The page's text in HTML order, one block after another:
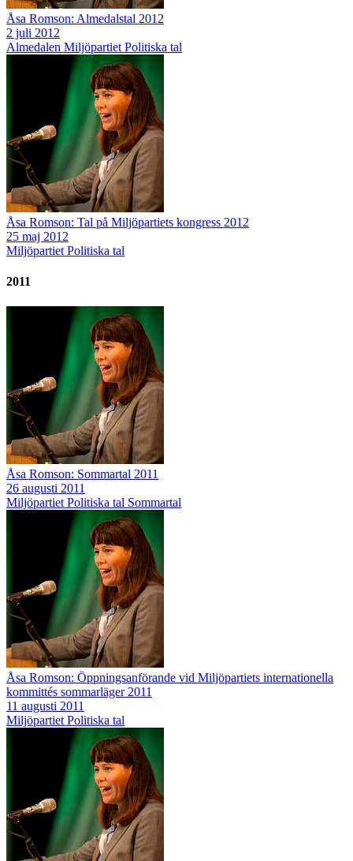
Åsa Romson: Almedalstal 2012
2 juli 2012
Almedalen Miljöpartiet Politiska tal
Åsa Romson: Tal på Miljöpartiets kongress 2012
25 maj 2012
Miljöpartiet Politiska tal
2011
Åsa Romson: Sommartal 2011
26 augusti 2011
Miljöpartiet Politiska tal Sommartal
Åsa Romson: Öppningsanförande vid Miljöpartiets internationella
kommittés sommarläger 2011
11 augusti 2011
Miljöpartiet Politiska tal